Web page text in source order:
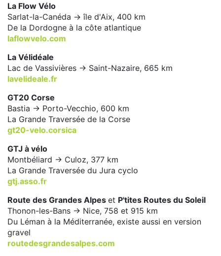
La Flow Vélo
Sarlat-la-Canéda -> île d'Aix, 400 km
De la Dordogne à la côte atlantique
laflowvelo.com
La Vélidéale
Lac de Vassivières -> Saint-Nazaire, 665 km
lavelideale.fr
GT20 Corse
Bastia -> Porto-Vecchio, 600 km
La Grande Traversée de la Corse
gt20-velo.corsica
GTJ à vélo
Montbéliard -> Culoz, 377 km
La Grande Traversée du Jura cyclo
gtj.asso.fr
Route des Grandes Alpes et P'tites Routes du Soleil
Thonon-les-Bans -> Nice, 758 et 915 km
Du Léman à la Méditerranée, existe aussi en version
gravel
routedesgrandesalpes.com